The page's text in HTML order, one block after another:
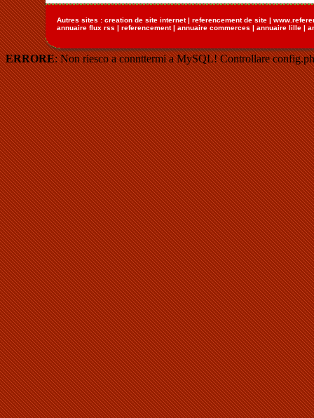
Autres sites : creation de site internet| referencement de site |
annuaire flux rss | referencement| annuaire commerces | annuaire lille |
ERRORE: Non riesco a connttermi a MySQL! Controllare